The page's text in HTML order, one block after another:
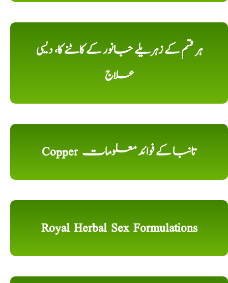
ہر قسم کے زہریلے جانور کے کاٹنے کا، دیسی
علاج
Copper تانبا کے فوائد معلومات
Royal Herbal Sex Formulations